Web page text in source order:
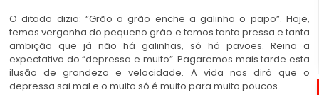
O ditado dizia: “Grão a grão enche a galinha o papo”. Hoje,
temos vergonha do pequeno grão e temos tanta pressa e tanta
ambição que já não há galinhas, só há pavões. Reina a
expectativa do “depressa e muito”. Pagaremos mais tarde esta
ilusão de grandeza e velocidade. A vida nos dirá que o
depressa sai mal e o muito só é muito para muito poucos.